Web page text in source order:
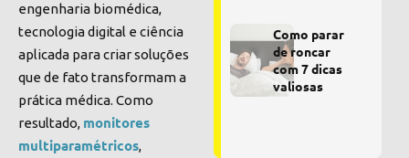
engenharia biomédica,
tecnologia digital e ciência
aplicada para criar soluções
que de fato transformam a
prática médica. Como
resultado, monitores
multiparamétricos,
Como parar
de roncar
com 7 dicas
valiosas